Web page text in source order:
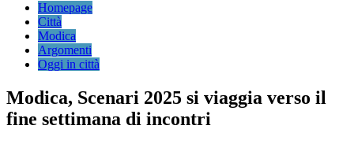
Homepage
Città
Modica
Argomenti
Oggi in città
Modica, Scenari 2025 si viaggia verso il
fine settimana di incontri